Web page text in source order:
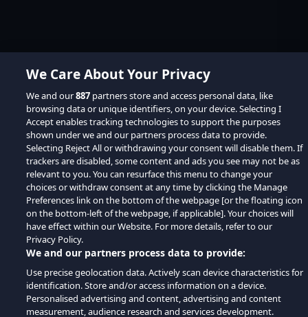
We Care About Your Privacy
We and our887 partners store and access personal data, like
browsing data or unique identifiers, on your device. Selecting I
Accept enables tracking technologies to support the purposes
shown under we and our partners process data to provide.
Selecting Reject All or withdrawing your consent will disable them. If
trackers are disabled, some content and ads you see may not be as
relevant to you. You can resurface this menu to change your
choices or withdraw consent at any time by clicking the Manage
Preferences link on the bottom of the webpage [or the floating icon
on the bottom-left of the webpage, if applicable]. Your choices will
have effect within our Website. For more details, refer to our
Privacy Policy.
We and our partners process data to provide:
Use precise geolocation data. Actively scan device characteristics for
identification. Store and/or access information on a device.
Personalised advertising and content, advertising and content
measurement, audience research and services development.